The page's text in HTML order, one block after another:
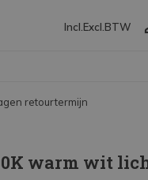
Incl. Excl. BTW
Tot 10 jaar garantie
warm wit